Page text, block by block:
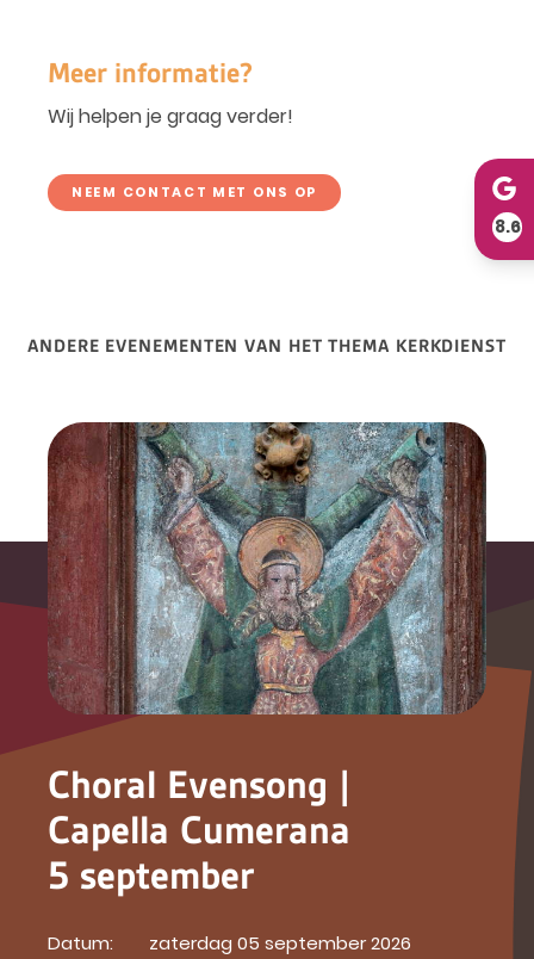
Meer informatie?
Wij helpen je graag verder!
NEEM CONTACT MET ONS OP
ANDERE EVENEMENTEN VAN HET THEMA KERKDIENST
Choral Evensong |
Capella Cumerana
5 september
Datum: zaterdag 05 september 2026
8.6